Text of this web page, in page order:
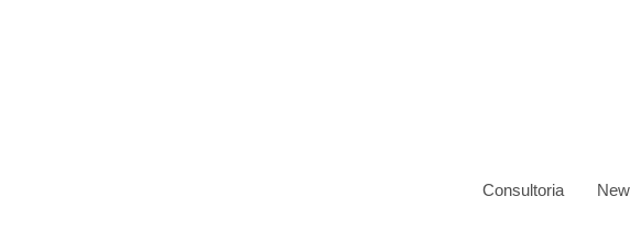
Consultoria